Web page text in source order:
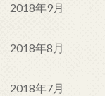
2018年9月
2018年8月
2018年7月